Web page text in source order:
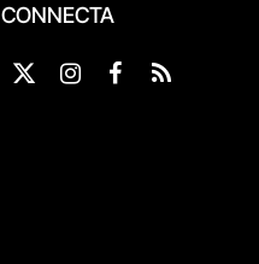
CONNECTA
X
Instagram
Facebook
RSS